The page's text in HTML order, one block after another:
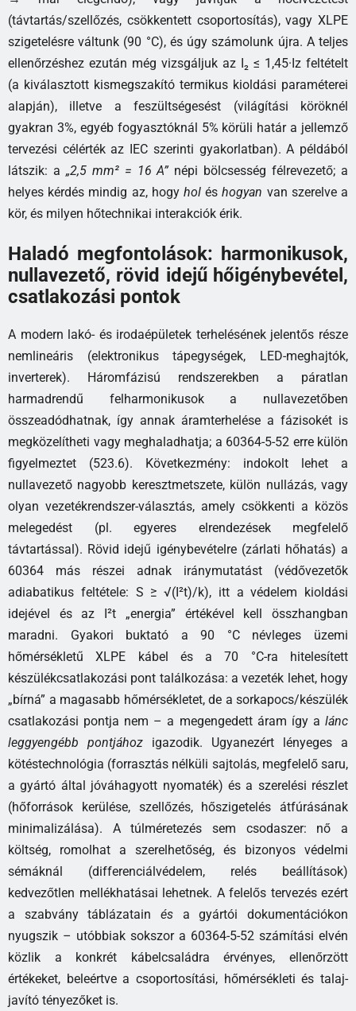
(távtartás/szellőzés, csökkentett csoportosítás), vagy XLPE
szigetelésre váltunk (90 °C), és úgy számolunk újra. A teljes
ellenőrzéshez ezután még vizsgáljuk az I₂ ≤ 1,45·Iz feltételt
(a kiválasztott kismegszakító termikus kioldási paraméterei
alapján), illetve a feszültségesést (világítási köröknél
gyakran 3%, egyéb fogyasztóknál 5% körüli határ a jellemző
tervezési célérték az IEC szerinti gyakorlatban). A példából
látszik: a „2,5 mm² = 16 A”népi bölcsesség félrevezető; a
helyes kérdés mindig az, hogy hol éshogyan van szerelve a
kör, és milyen hőtechnikai interakciók érik.
Haladó megfontolások: harmonikusok,
nullavezető, rövid idejű hőigénybevétel,
csatlakozási pontok
A modern lakó- és irodaépületek terhelésének jelentős része
nemlineáris (elektronikus tápegységek, LED-meghajtók,
inverterek). Háromfázisú rendszerekben a páratlan
harmadrendű felharmonikusok a nullavezetőben
összeadódhatnak, így annak áramterhelése a fázisokét is
megközelítheti vagy meghaladhatja; a 60364-5-52 erre külön
figyelmeztet (523.6). Következmény: indokolt lehet a
nullavezető nagyobb keresztmetszete, külön nullázás, vagy
olyan vezetékrendszer-választás, amely csökkenti a közös
melegedést (pl. egyeres elrendezések megfelelő
távtartással). Rövid idejű igénybevételre (zárlati hőhatás) a
60364 más részei adnak iránymutatást (védővezetők
adiabatikus feltétele: S ≥ √(I²t)/k), itt a védelem kioldási
idejével és az I²t „energia” értékével kell összhangban
maradni. Gyakori buktató a 90 °C névleges üzemi
hőmérsékletű XLPE kábel és a 70 °C-ra hitelesített
készülékcsatlakozási pont találkozása: a vezeték lehet, hogy
„bírná” a magasabb hőmérsékletet, de a sorkapocs/készülék
csatlakozási pontja nem – a megengedett áram így a lánc
leggyengébb pontjához igazodik. Ugyanezért lényeges a
kötéstechnológia (forrasztás nélküli sajtolás, megfelelő saru,
a gyártó által jóváhagyott nyomaték) és a szerelési részlet
(hőforrások kerülése, szellőzés, hőszigetelés átfúrásának
minimalizálása). A túlméretezés sem csodaszer: nő a
költség, romolhat a szerelhetőség, és bizonyos védelmi
sémáknál (differenciálvédelem, relés beállítások)
kedvezőtlen mellékhatásai lehetnek. A felelős tervezés ezért
a szabvány táblázatain és a gyártói dokumentációkon
nyugszik – utóbbiak sokszor a 60364-5-52 számítási elvén
közlik a konkrét kábelcsaládra érvényes, ellenőrzött
értékeket, beleértve a csoportosítási, hőmérsékleti és talaj-
javító tényezőket is.